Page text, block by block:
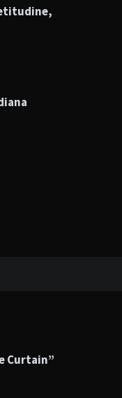
Curtain”